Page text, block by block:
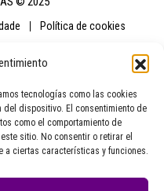
tecnologías como las cookies
dispositivo. El consentimiento de
como el comportamiento de
sitio. No consentir o retirar el
a ciertas características y funciones.
política de cookies